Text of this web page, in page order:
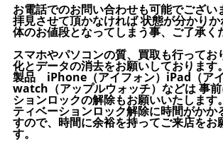
お電話でのお問い合わせも可能でござい
拝見させて頂かなければ 状態が分かり
体のお値段となってしまう事、ご了承く
スマホやパソコンの質、買取も行ってお
化とデータの消去をお願いしておりま
製品 iPhone（アイフォン）iPad（ア
watch（アップルウォッチ）などは 事
ションロックの解除もお願いいたします
ティベーションロック解除に時間がかか
すので、時間に余裕を持ってご来店をお
す。